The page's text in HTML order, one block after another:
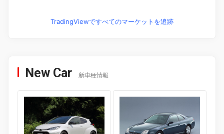
TradingViewですべてのマーケットを追跡
New Car 新車種情報